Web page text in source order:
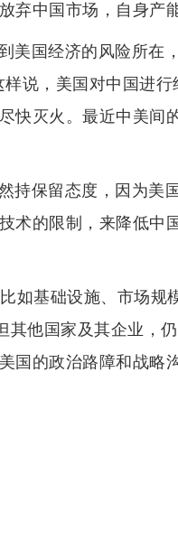
中国市场，自身产
美国经济的风险所在
样说，美国对中国进
灭火。最近中美间
持保留态度，因为美
术的限制，来降低中
如基础设施、市场规
其他国家及其企业，
国的政治路障和战略